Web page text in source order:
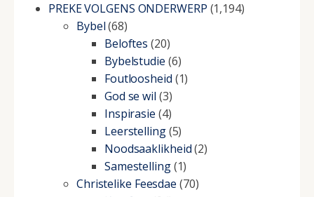
PREKE VOLGENS ONDERWERP (1,194)
Bybel(68)
Beloftes (20)
Bybelstudie (6)
Foutloosheid (1)
God se wil (3)
Inspirasie (4)
Leerstelling(5)
Noodsaaklikheid(2)
Samestelling(1)
Christelike Feesdae (70)